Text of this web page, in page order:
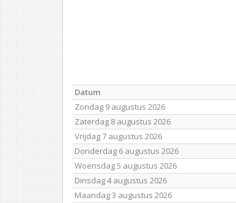
Datum
Zondag 9 augustus 2026
Zaterdag 8 augustus 2026
Vrijdag 7 augustus 2026
Donderdag 6 augustus 2026
Woensdag 5 augustus 2026
Dinsdag 4 augustus 2026
Maandag 3 augustus 2026